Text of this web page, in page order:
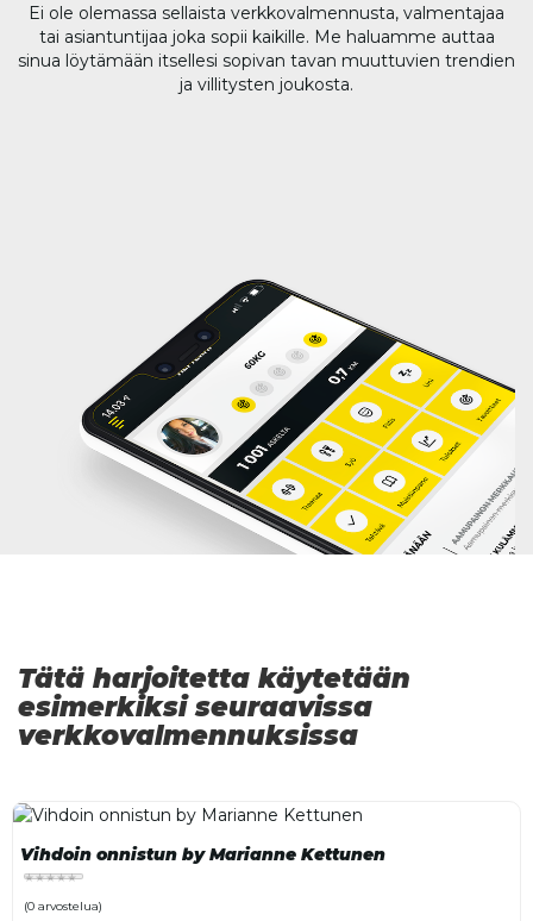
Ei ole olemassa sellaista verkkovalmennusta, valmentajaa
tai asiantuntijaa joka sopii kaikille. Me haluamme auttaa
sinua löytämään itsellesi sopivan tavan muuttuvien trendien
ja villitysten joukosta.
Tätä harjoitetta käytetään
esimerkiksi seuraavissa
verkkovalmennuksissa
Vihdoin onnistun by Marianne Kettunen
(0 arvostelua)